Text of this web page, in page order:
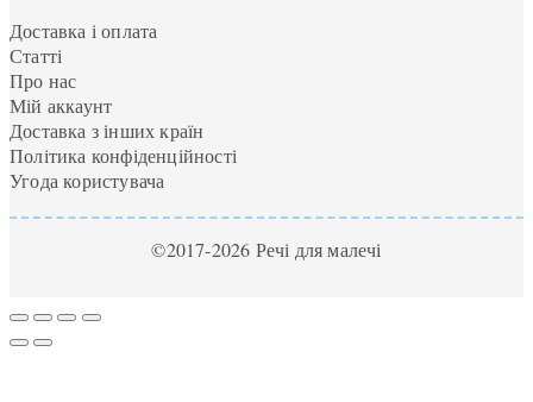
Доставка і оплата
Статті
Про нас
Мій аккаунт
Доставка з інших країн
Політика конфіденційності
Угода користувача
©2017-2026 Речі для малечі